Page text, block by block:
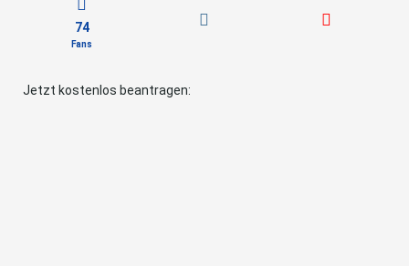
74
Fans
Jetzt kostenlos beantragen: